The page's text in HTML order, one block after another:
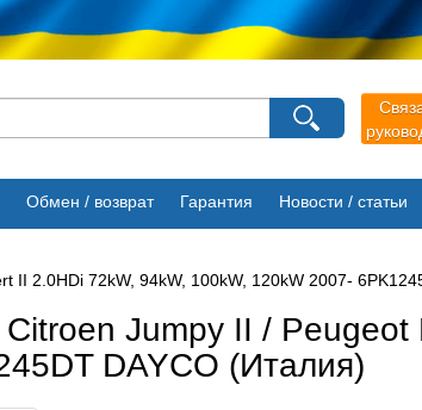
Обмен / возврат Гарантия Новости / статьи
II 2.0HDi 72kW, 94kW, 100kW, 120kW 2007-
Jumpy II / Peugeot
DAYCO (Италия)